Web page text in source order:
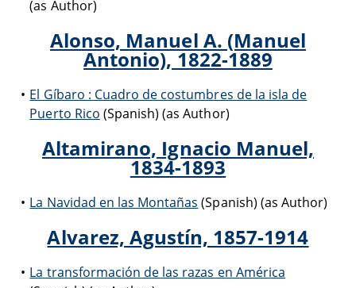
(as Author)
Alonso, Manuel A. (Manuel
Antonio), 1822-1889
El Gíbaro : Cuadro de costumbres de la isla de
Puerto Rico (Spanish) (as Author)
Altamirano, Ignacio Manuel,
1834-1893
La Navidad en las Montañas (Spanish) (as Author)
Alvarez, Agustín, 1857-1914
La transformación de las razas en América